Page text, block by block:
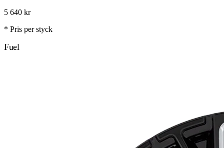
5 640 kr
* Pris per styck
Fuel